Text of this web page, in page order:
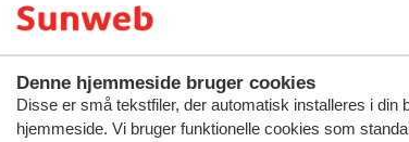
Denne hjemmeside bruger cookies
Disse er små tekstfiler, der automatisk installeres i din
hjemmeside. Vi bruger funktionelle cookies som
Spørgsmål om det samme emne
Hvordan kan jeg checke ind?